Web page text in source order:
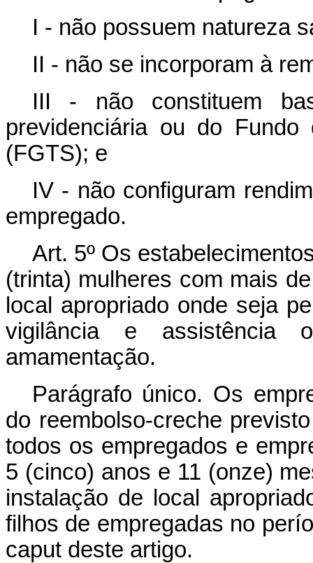
I - não possuem natureza
II - não se incorporam à
III - não constituem
previdenciária ou do
(FGTS); e
IV - não configuram
empregado.
Art. 5º Os
(trinta) mulheres com mais
local apropriado onde seja
vigilância e
amamentação.
Parágrafo único. Os
do reembolso-creche
todos os empregados e
5 (cinco) anos e 11 (onze)
instalação de local
filhos de empregadas no
caput deste artigo.